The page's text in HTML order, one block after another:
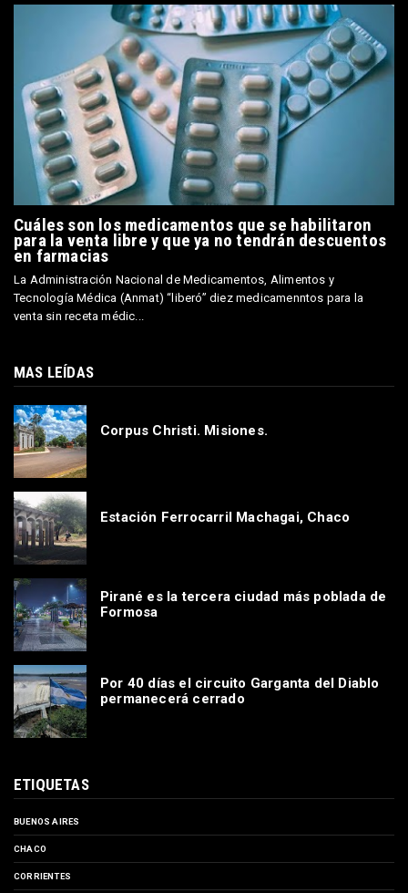
Cuáles son los medicamentos que se habilitaron
para la venta libre y que ya no tendrán descuentos
en farmacias
La Administración Nacional de Medicamentos, Alimentos y
Tecnología Médica (Anmat) “liberó” diez medicamenntos para la
venta sin receta médic...
MAS LEÍDAS
Corpus Christi. Misiones.
Estación Ferrocarril Machagai, Chaco
Pirané es la tercera ciudad más poblada de
Formosa
Por 40 días el circuito Garganta del Diablo
permanecerá cerrado
ETIQUETAS
BUENOS AIRES
CHACO
CORRIENTES